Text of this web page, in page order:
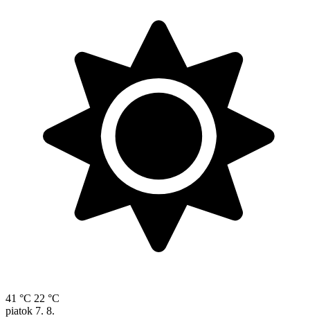
41 °C 22 °C
piatok 7. 8.